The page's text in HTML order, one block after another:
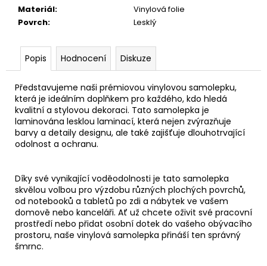
Materiál:
Vinylová folie
Povrch: Lesklý
Popis Hodnocení Diskuze
Představujeme naši prémiovou vinylovou samolepku,
která je ideálním doplňkem pro každého, kdo hledá
kvalitní a stylovou dekoraci. Tato samolepka je
laminována lesklou laminací, která nejen zvýrazňuje
barvy a detaily designu, ale také zajišťuje dlouhotrvající
odolnost a ochranu.
Díky své vynikající voděodolnosti je tato samolepka
skvělou volbou pro výzdobu různých plochých povrchů,
od notebooků a tabletů po zdi a nábytek ve vašem
domově nebo kanceláři. Ať už chcete oživit své pracovní
prostředí nebo přidat osobní dotek do vašeho obývacího
prostoru, naše vinylová samolepka přináší ten správný
šmrnc.